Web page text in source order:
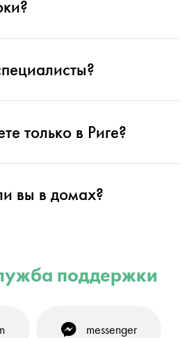
только в Риге?
вы в домах?
поддержки
messenger